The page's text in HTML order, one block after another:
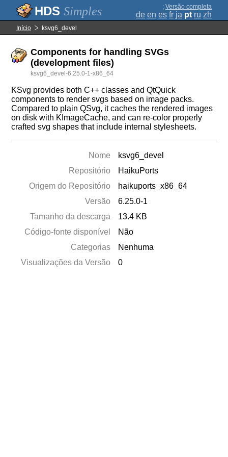
Simples ; Versão completa
de en es fr ja pt ru zh
Início ksvg6_devel
Components for handling SVGs
(development files)
ksvg6_devel-6.25.0-1-x86_64
KSvg provides both C++ classes and QtQuick
components to render svgs based on image packs.
Compared to plain QSvg, it caches the rendered images
on disk with KImageCache, and can re-color properly
crafted svg shapes that include internal stylesheets.
Nome
ksvg6_devel
Repositório
HaikuPorts
Origem do Repositório
haikuports_x86_64
Versão
6.25.0-1
Tamanho da descarga
13.4 KB
Código-fonte disponível
Não
Categorias
Nenhuma
Visualizações da Versão
0